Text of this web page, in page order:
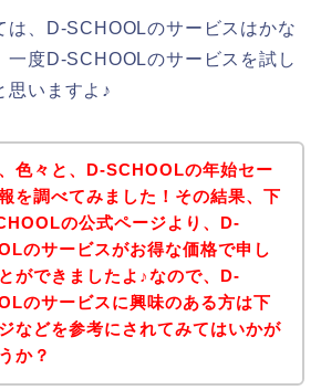
は、D-SCHOOLのサービスはかな
一度D-SCHOOLのサービスを試し
思いますよ♪
色々と、D-SCHOOLの年始セー
を調べてみました！その結果、下
の公式ページより、D-
のサービスがお得な価格で申し
ができましたよ♪なので、D-
のサービスに興味のある方は下
などを参考にされてみてはいかが
か？